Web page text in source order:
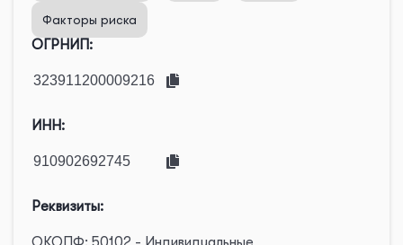
Факторы риска
ОГРНИП:
ИНН:
Реквизиты: